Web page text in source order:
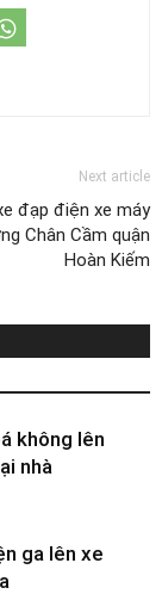
Next article
đạp điện xe máy
Chân Cầm quận
Hoàn Kiếm
không lên
nhà
ga lên xe